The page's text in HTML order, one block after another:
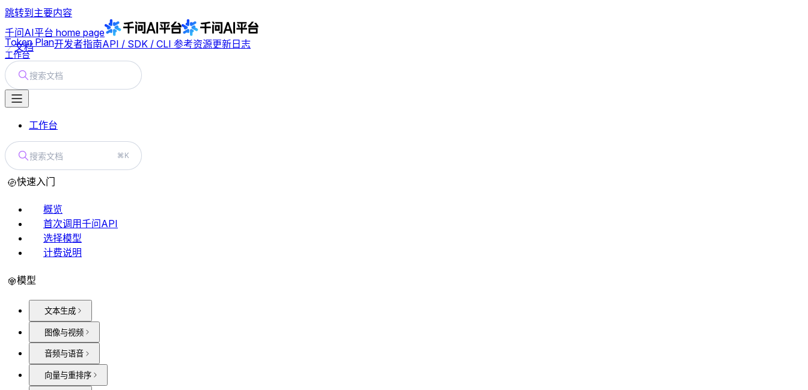
跳转到主要内容
千问AI平台 home page
文档
Token Plan开发者指南API / SDK / CLI 参考资源更新日志
工作台
搜索文档
工作台
搜索文档 ⌘K
快速入门
概览
首次调用千问API
选择模型
计费说明
模型
文本生成
图像与视频
音频与语音
向量与重排序